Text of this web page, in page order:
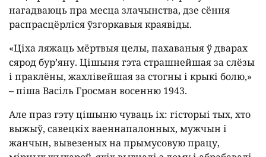
нагадваюць пра месца злачынства, дзе сёння
распрасцёрліся ўзгоркавыя краявіды.
«Ціха ляжаць мёртвыя целы, пахаваныя ў дварах
сярод бур’яну. Цішыня гэта страшнейшая за слёзы
і праклёны, жахлівейшая за стогны і крыкі болю,»
– піша Васіль Гросман восенню 1943.
Але праз гэту цішыню чуваць іх: гісторыі тых, хто
выжыў, савецкіх ваеннапалонных, мужчын і
жанчын, вывезеных на прымусовую працу,